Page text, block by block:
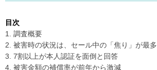
目次
1. 調査概要
2. 被害時の状況は、セール中の「焦り」が最多
3. 7割以上が本人認証を面倒と回答
4. 被害金額の補償率が前年から激減